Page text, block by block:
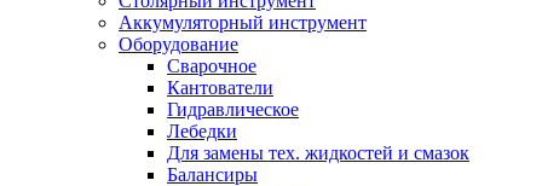
Аккумуляторный инструмент
Оборудование
Сварочное
Кантователи
Гидравлическое
Лебедки
Для замены тех. жидкостей и смазок
Балансиры